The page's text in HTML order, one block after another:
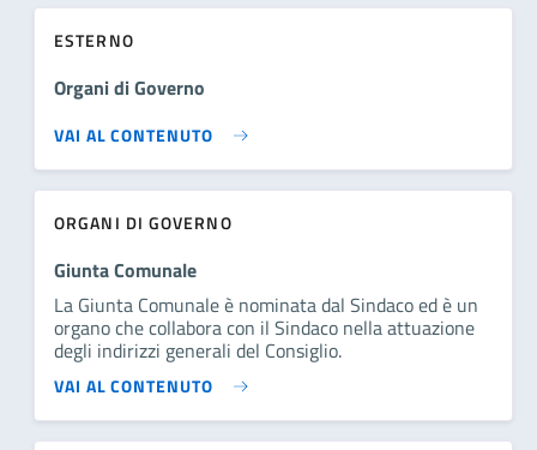
ESTERNO
Organi di Governo
VAI AL CONTENUTO
ORGANI DI GOVERNO
Giunta Comunale
La Giunta Comunale è nominata dal Sindaco ed è un
organo che collabora con il Sindaco nella attuazione
degli indirizzi generali del Consiglio.
VAI AL CONTENUTO